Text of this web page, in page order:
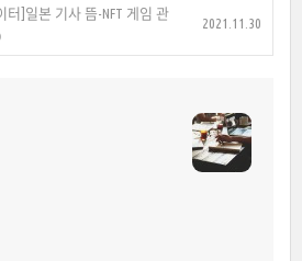
터]일본 기사 뜸-NFT 게임 관
2021.11.30